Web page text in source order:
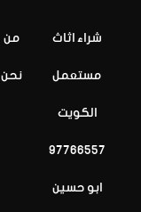
شراء اثاث
مستعمل
الكويت
97766557
ابو حسين
من
نحن